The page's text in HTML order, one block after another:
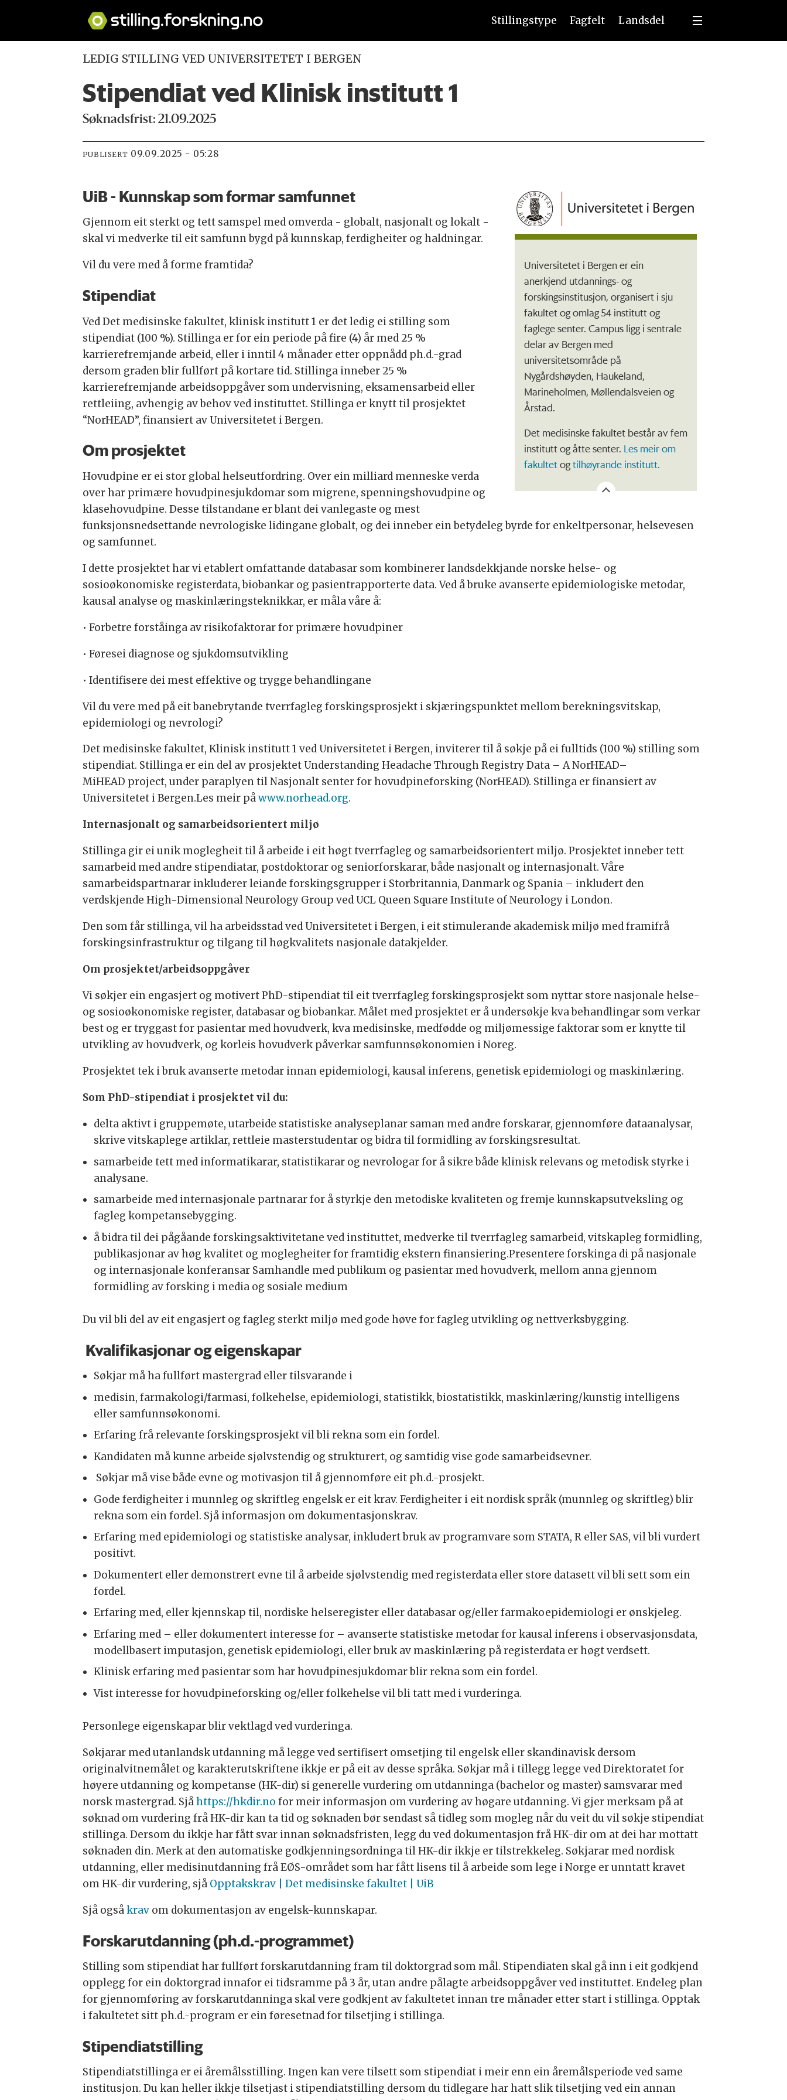
Stillingstype Fagfelt Landsdel
LEDIG STILLING VED UNIVERSITETET I BERGEN
Stipendiat ved Klinisk institutt 1
Søknadsfrist: 21.09.2025
PUBLISERT 09.09.2025 - 05:28
Universitetet i Bergen er ein
anerkjend utdannings- og
forskingsinstitusjon, organisert i sju
fakultet og omlag 54 institutt og
faglege senter. Campus ligg i sentrale
delar av Bergen med
universitetsområde på
Nygårdshøyden, Haukeland,
Marineholmen, Møllendalsveien og
Årstad.
Det medisinske fakultet består av fem
institutt og åtte senter. Les meir om
fakultetogtilhøyrande institutt.
UiB - Kunnskap som formar samfunnet
Gjennom eit sterkt og tett samspel med omverda - globalt, nasjonalt og lokalt -
skal vi medverke til eit samfunn bygd på kunnskap, ferdigheiter og haldningar.
Vil du vere med å forme framtida?
Stipendiat
Ved Det medisinske fakultet, klinisk institutt 1 er det ledig ei stilling som
stipendiat (100 %). Stillinga er for ein periode på fire (4) år med 25 %
karrierefremjande arbeid, eller i inntil 4 månader etter oppnådd ph.d.-grad
dersom graden blir fullført på kortare tid. Stillinga inneber 25 %
karrierefremjande arbeidsoppgåver som undervisning, eksamensarbeid eller
rettleiing, avhengig av behov ved instituttet. Stillinga er knytt til prosjektet
“NorHEAD”, finansiert av Universitetet i Bergen.
Om prosjektet
Hovudpine er ei stor global helseutfordring. Over ein milliard menneske verda
over har primære hovudpinesjukdomar som migrene, spenningshovudpine og
klasehovudpine. Desse tilstandane er blant dei vanlegaste og mest
funksjonsnedsettande nevrologiske lidingane globalt, og dei inneber ein betydeleg byrde for enkeltpersonar, helsevesen
og samfunnet.
I dette prosjektet har vi etablert omfattande databasar som kombinerer landsdekkjande norske helse- og
sosioøkonomiske registerdata, biobankar og pasientrapporterte data. Ved å bruke avanserte epidemiologiske metodar,
kausal analyse og maskinlæringsteknikkar, er måla våre å:
• Forbetre forståinga av risikofaktorar for primære hovudpiner
• Føresei diagnose og sjukdomsutvikling
• Identifisere dei mest effektive og trygge behandlingane
Vil du vere med på eit banebrytande tverrfagleg forskingsprosjekt i skjæringspunktet mellom berekningsvitskap,
epidemiologi og nevrologi?
Det medisinske fakultet, Klinisk institutt 1 ved Universitetet i Bergen, inviterer til å søkje på ei fulltids (100 %) stilling som
stipendiat. Stillinga er ein del av prosjektet Understanding Headache Through Registry Data – A NorHEAD–
MiHEAD project, under paraplyen til Nasjonalt senter for hovudpineforsking (NorHEAD). Stillinga er finansiert av
Universitetet i Bergen.Les meir påwww.norhead.org.
Internasjonalt og samarbeidsorientert miljø
Stillinga gir ei unik moglegheit til å arbeide i eit høgt tverrfagleg og samarbeidsorientert miljø. Prosjektet inneber tett
samarbeid med andre stipendiatar, postdoktorar og seniorforskarar, både nasjonalt og internasjonalt. Våre
samarbeidspartnarar inkluderer leiande forskingsgrupper i Storbritannia, Danmark og Spania – inkludert den
verdskjende High-Dimensional Neurology Group ved UCL Queen Square Institute of Neurology i London.
Den som får stillinga, vil ha arbeidsstad ved Universitetet i Bergen, i eit stimulerande akademisk miljø med framifrå
forskingsinfrastruktur og tilgang til høgkvalitets nasjonale datakjelder.
Om prosjektet/arbeidsoppgåver
Vi søkjer ein engasjert og motivert PhD-stipendiat til eit tverrfagleg forskingsprosjekt som nyttar store nasjonale helse-
og sosioøkonomiske register, databasar og biobankar. Målet med prosjektet er å undersøkje kva behandlingar som verkar
best og er tryggast for pasientar med hovudverk, kva medisinske, medfødde og miljømessige faktorar som er knytte til
utvikling av hovudverk, og korleis hovudverk påverkar samfunnsøkonomien i Noreg.
Prosjektet tek i bruk avanserte metodar innan epidemiologi, kausal inferens, genetisk epidemiologi og maskinlæring.
Som PhD-stipendiat i prosjektet vil du:
delta aktivt i gruppemøte, utarbeide statistiske analyseplanar saman med andre forskarar, gjennomføre dataanalysar,
skrive vitskaplege artiklar, rettleie masterstudentar og bidra til formidling av forskingsresultat.
samarbeide tett med informatikarar, statistikarar og nevrologar for å sikre både klinisk relevans og metodisk styrke i
analysane.
samarbeide med internasjonale partnarar for å styrkje den metodiske kvaliteten og fremje kunnskapsutveksling og
fagleg kompetansebygging.
å bidra til dei pågåande forskingsaktivitetane ved instituttet, medverke til tverrfagleg samarbeid, vitskapleg formidling,
publikasjonar av høg kvalitet og moglegheiter for framtidig ekstern finansiering.Presentere forskinga di på nasjonale
og internasjonale konferansar Samhandle med publikum og pasientar med hovudverk, mellom anna gjennom
formidling av forsking i media og sosiale medium
Du vil bli del av eit engasjert og fagleg sterkt miljø med gode høve for fagleg utvikling og nettverksbygging.
Kvalifikasjonar og eigenskapar
Søkjar må ha fullført mastergrad eller tilsvarande i
medisin, farmakologi/farmasi, folkehelse, epidemiologi, statistikk, biostatistikk, maskinlæring/kunstig intelligens
eller samfunnsøkonomi.
Erfaring frå relevante forskingsprosjekt vil bli rekna som ein fordel.
Kandidaten må kunne arbeide sjølvstendig og strukturert, og samtidig vise gode samarbeidsevner.
Søkjar må vise både evne og motivasjon til å gjennomføre eit ph.d.-prosjekt.
Gode ferdigheiter i munnleg og skriftleg engelsk er eit krav. Ferdigheiter i eit nordisk språk (munnleg og skriftleg) blir
rekna som ein fordel. Sjå informasjon om dokumentasjonskrav.
Erfaring med epidemiologi og statistiske analysar, inkludert bruk av programvare som STATA, R eller SAS, vil bli vurdert
positivt.
Dokumentert eller demonstrert evne til å arbeide sjølvstendig med registerdata eller store datasett vil bli sett som ein
fordel.
Erfaring med, eller kjennskap til, nordiske helseregister eller databasar og/eller farmakoepidemiologi er ønskjeleg.
Erfaring med – eller dokumentert interesse for – avanserte statistiske metodar for kausal inferens i observasjonsdata,
modellbasert imputasjon, genetisk epidemiologi, eller bruk av maskinlæring på registerdata er høgt verdsett.
Klinisk erfaring med pasientar som har hovudpinesjukdomar blir rekna som ein fordel.
Vist interesse for hovudpineforsking og/eller folkehelse vil bli tatt med i vurderinga.
Personlege eigenskapar blir vektlagd ved vurderinga.
Søkjarar med utanlandsk utdanning må legge ved sertifisert omsetjing til engelsk eller skandinavisk dersom
originalvitnemålet og karakterutskriftene ikkje er på eit av desse språka. Søkjar må i tillegg legge ved Direktoratet for
høyere utdanning og kompetanse (HK-dir) si generelle vurdering om utdanninga (bachelor og master) samsvarar med
norsk mastergrad. Sjåhttps://hkdir.no for meir informasjon om vurdering av høgare utdanning. Vi gjer merksam på at
søknad om vurdering frå HK-dir kan ta tid og søknaden bør sendast så tidleg som mogleg når du veit du vil søkje stipendiat
stillinga. Dersom du ikkje har fått svar innan søknadsfristen, legg du ved dokumentasjon frå HK-dir om at dei har mottatt
søknaden din. Merk at den automatiske godkjenningsordninga til HK-dir ikkje er tilstrekkeleg. Søkjarar med nordisk
utdanning, eller medisinutdanning frå EØS-området som har fått lisens til å arbeide som lege i Norge er unntatt kravet
om HK-dir vurdering, sjå Opptakskrav | Det medisinske fakultet | UiB
Sjå ogsåkravom dokumentasjon av engelsk-kunnskapar.
Forskarutdanning (ph.d.-programmet)
Stilling som stipendiat har fullført forskarutdanning fram til doktorgrad som mål. Stipendiaten skal gå inn i eit godkjend
opplegg for ein doktorgrad innafor ei tidsramme på 3 år, utan andre pålagte arbeidsoppgåver ved instituttet. Endeleg plan
for gjennomføring av forskarutdanninga skal vere godkjent av fakultetet innan tre månader etter start i stillinga. Opptak
i fakultetet sitt ph.d.-program er ein føresetnad for tilsetjing i stillinga.
Stipendiatstilling
Stipendiatstillinga er ei åremålsstilling. Ingen kan vere tilsett som stipendiat i meir enn ein åremålsperiode ved same
institusjon. Du kan heller ikkje tilsetjast i stipendiatstilling dersom du tidlegare har hatt slik tilsetjing ved ein annan